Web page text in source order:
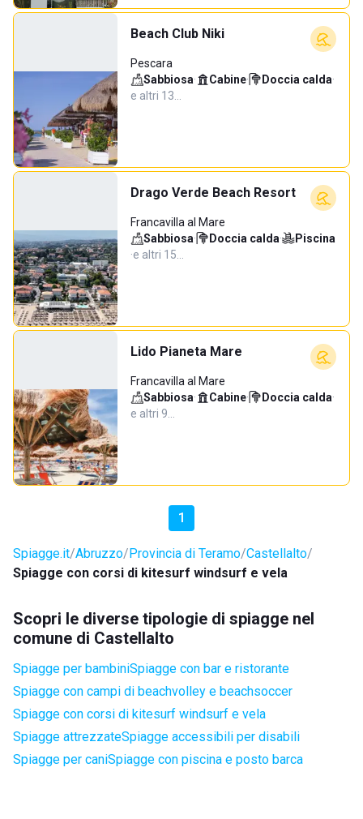
Beach Club Niki
Pescara
Sabbiosa· Cabine· Doccia calda·
e altri 13…
Drago Verde Beach Resort
Francavilla al Mare
Sabbiosa· Doccia calda·
Piscina
·e altri 15…
Lido Pianeta Mare
Francavilla al Mare
Sabbiosa· Cabine· Doccia calda·
e altri 9…
1
Spiagge.it Abruzzo Provincia di Teramo Castellalto
Spiagge con corsi di kitesurf windsurf e vela
Scopri le diverse tipologie di spiagge nel
comune di Castellalto
Spiagge per bambiniSpiagge con bar e ristorante
Spiagge con campi di beachvolley e beachsoccer
Spiagge con corsi di kitesurf windsurf e vela
Spiagge attrezzateSpiagge accessibili per disabili
Spiagge per caniSpiagge con piscina e posto barca